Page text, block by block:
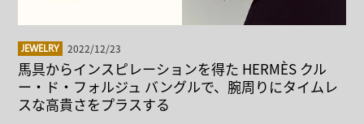
JEWELRY 2022/12/23
馬具からインスピレーションを得た HERMÈS クル
ー・ド・フォルジュ バングルで、腕周りにタイムレ
スな高貴さをプラスする